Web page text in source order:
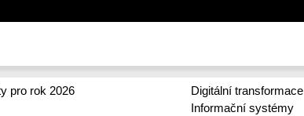
pro rok 2026
Digitální transformace
Informační systémy